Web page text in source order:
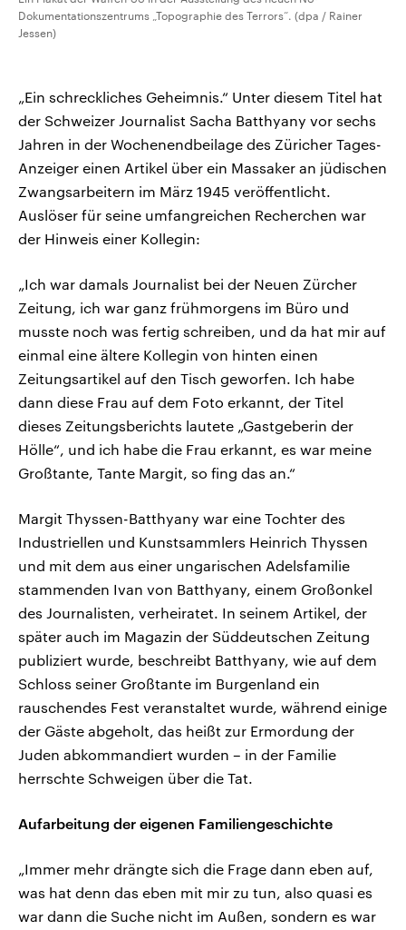
Dokumentationszentrums „Topographie des Terrors“. (dpa / Rainer
Jessen)
„Ein schreckliches Geheimnis.“ Unter diesem Titel hat
der Schweizer Journalist Sacha Batthyany vor sechs
Jahren in der Wochenendbeilage des Züricher Tages-
Anzeiger einen Artikel über ein Massaker an jüdischen
Zwangsarbeitern im März 1945 veröffentlicht.
Auslöser für seine umfangreichen Recherchen war
der Hinweis einer Kollegin:
„Ich war damals Journalist bei der Neuen Zürcher
Zeitung, ich war ganz frühmorgens im Büro und
musste noch was fertig schreiben, und da hat mir auf
einmal eine ältere Kollegin von hinten einen
Zeitungsartikel auf den Tisch geworfen. Ich habe
dann diese Frau auf dem Foto erkannt, der Titel
dieses Zeitungsberichts lautete „Gastgeberin der
Hölle“, und ich habe die Frau erkannt, es war meine
Großtante, Tante Margit, so fing das an.“
Margit Thyssen-Batthyany war eine Tochter des
Industriellen und Kunstsammlers Heinrich Thyssen
und mit dem aus einer ungarischen Adelsfamilie
stammenden Ivan von Batthyany, einem Großonkel
des Journalisten, verheiratet. In seinem Artikel, der
später auch im Magazin der Süddeutschen Zeitung
publiziert wurde, beschreibt Batthyany, wie auf dem
Schloss seiner Großtante im Burgenland ein
rauschendes Fest veranstaltet wurde, während einige
der Gäste abgeholt, das heißt zur Ermordung der
Juden abkommandiert wurden – in der Familie
herrschte Schweigen über die Tat.
Aufarbeitung der eigenen Familiengeschichte
„Immer mehr drängte sich die Frage dann eben auf,
was hat denn das eben mit mir zu tun, also quasi es
war dann die Suche nicht im Außen, sondern es war